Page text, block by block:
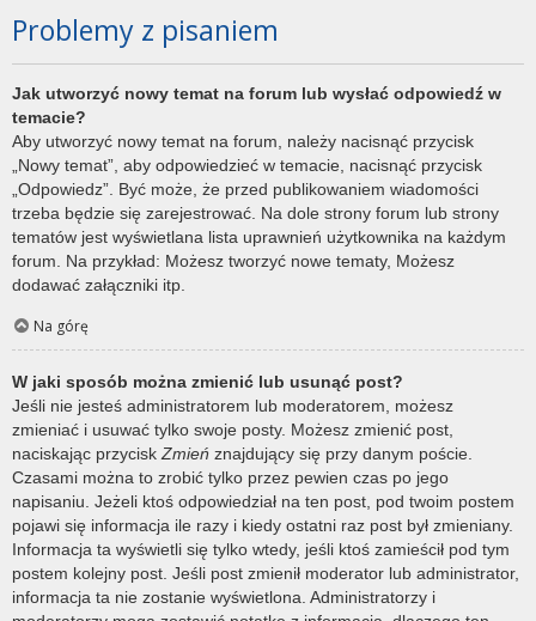
Problemy z pisaniem
Jak utworzyć nowy temat na forum lub wysłać odpowiedź w
temacie?
Aby utworzyć nowy temat na forum, należy nacisnąć przycisk
„Nowy temat”, aby odpowiedzieć w temacie, nacisnąć przycisk
„Odpowiedz”. Być może, że przed publikowaniem wiadomości
trzeba będzie się zarejestrować. Na dole strony forum lub strony
tematów jest wyświetlana lista uprawnień użytkownika na każdym
forum. Na przykład: Możesz tworzyć nowe tematy, Możesz
dodawać załączniki itp.
Na górę
W jaki sposób można zmienić lub usunąć post?
Jeśli nie jesteś administratorem lub moderatorem, możesz
zmieniać i usuwać tylko swoje posty. Możesz zmienić post,
naciskając przycisk Zmień znajdujący się przy danym poście.
Czasami można to zrobić tylko przez pewien czas po jego
napisaniu. Jeżeli ktoś odpowiedział na ten post, pod twoim postem
pojawi się informacja ile razy i kiedy ostatni raz post był zmieniany.
Informacja ta wyświetli się tylko wtedy, jeśli ktoś zamieścił pod tym
postem kolejny post. Jeśli post zmienił moderator lub administrator,
informacja ta nie zostanie wyświetlona. Administratorzy i